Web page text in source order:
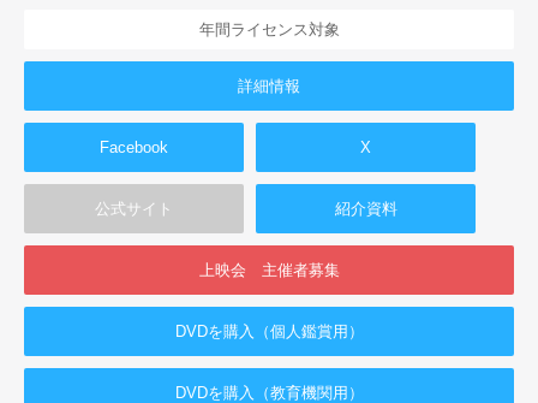
年間ライセンス対象
詳細情報
Facebook X
公式サイト 紹介資料
上映会 主催者募集
DVDを購入（個人鑑賞用）
DVDを購入（教育機関用）